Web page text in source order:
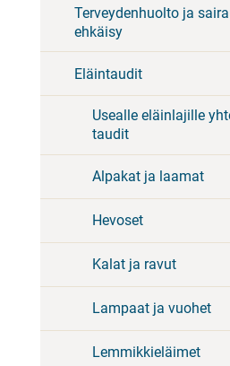
Terveydenhuolto ja
ehkäisy
Eläintaudit
Usealle eläinlajille
taudit
Alpakat ja laamat
Hevoset
Kalat ja ravut
Lampaat ja vuohet
Lemmikkieläimet